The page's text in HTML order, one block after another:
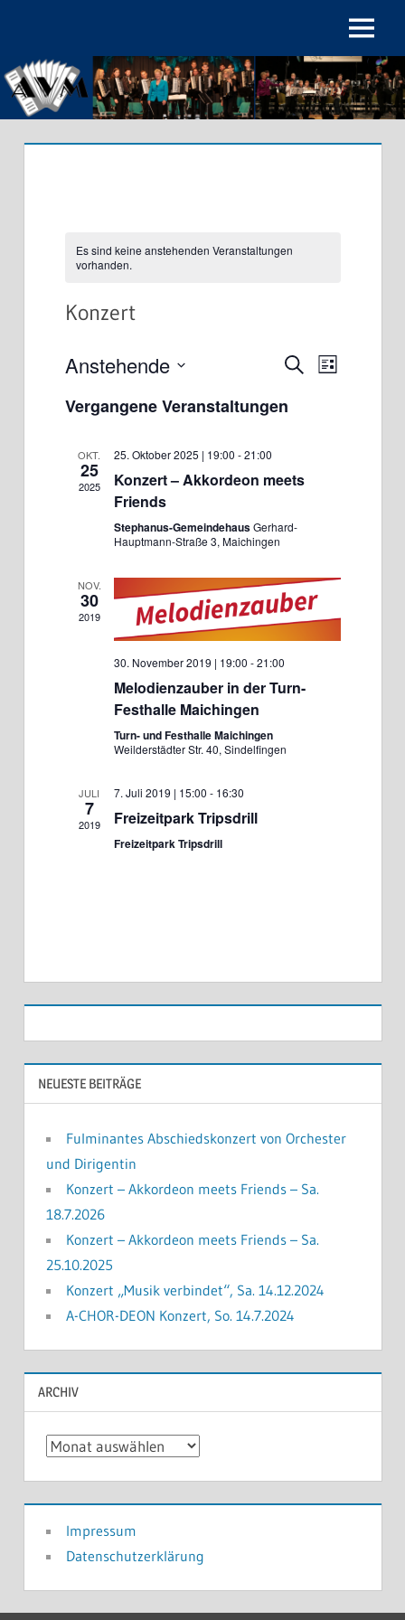
springen
Verein
Maichingen
Menu
Es sind keine anstehenden Veranstaltungen
vorhanden.
Konzert
Suche
Ansichten,
Suche Liste
Anstehende
wählen.
Vergangene Veranstaltungen
OKT.
25
2025
25. Oktober 2025 | 19:00 -21:00
Konzert – Akkordeon meets
Friends
Stephanus-GemeindehausGerhard-
Hauptmann-Straße 3, Maichingen
NOV.
30
2019
30. November 2019 | 19:00 -21:00
Melodienzauber in der Turn-
Festhalle Maichingen
Turn- und Festhalle Maichingen
Weilderstädter Str. 40, Sindelfingen
JULI
7
2019
7. Juli 2019 | 15:00 - 16:30
Freizeitpark Tripsdrill
Freizeitpark Tripsdrill
NEUESTE BEITRÄGE
Fulminantes Abschiedskonzert von Orchester
und Dirigentin
Konzert – Akkordeon meets Friends – Sa.
18.7.2026
Konzert – Akkordeon meets Friends – Sa.
25.10.2025
Konzert „Musik verbindet“, Sa. 14.12.2024
A-CHOR-DEON Konzert, So. 14.7.2024
ARCHIV
Archiv
Impressum
Datenschutzerklärung